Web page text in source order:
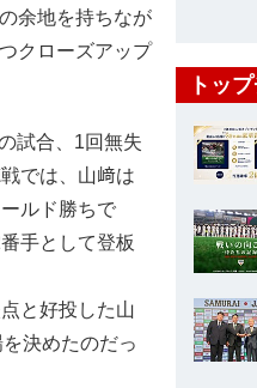
余地を持ちなが
クローズアップ
試合、1回無失
では、山﨑は
ルド勝ちで
手として登板
と好投した山
決めたのだっ
トッ